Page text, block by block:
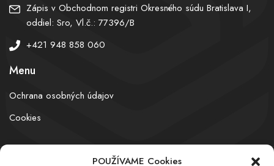
POUŽÍVAME Cookies
Zápis v Obchodnom registri Okresného súdu Bratislava I,
oddiel: Sro, Vl.č.: 77396/B
+421 948 858 060
Menu
Ochrana osobných údajov
Cookies